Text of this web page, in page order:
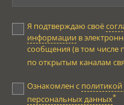
Я подтверждаю своё
информации в
сообщения (в том числе
по открытым каналам
Ознакомлен с
персональных данных*